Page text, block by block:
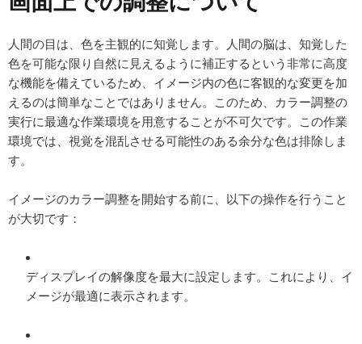
人間の目は、色を主観的に知覚します。人間の脳は、知覚した
色を可能な限り自然に見えるように補正するという非常に高度
な機能を備えているため、イメージ内の色に客観的な変更を加
えるのは簡単なことではありません。このため、カラー調整の
実行に最適な作業環境を用意することが不可欠です。この作業
環境では、視覚を混乱させる可能性のある余分な色は排除しま
す。
イメージのカラー調整を開始する前に、以下の操作を行うこと
が大切です：
ディスプレイの解像度を最大に設定します。これにより、イ
メージが最適に表示されます。